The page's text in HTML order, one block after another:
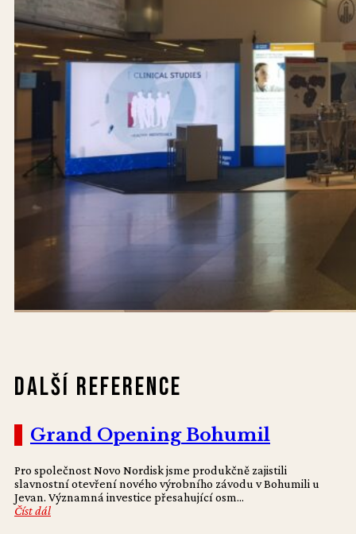
Další reference
Grand Opening Bohumil
Pro společnost Novo Nordisk jsme produkčně zajistili
slavnostní otevření nového výrobního závodu v Bohumili u
Jevan. Významná investice přesahující osm...
Číst dál